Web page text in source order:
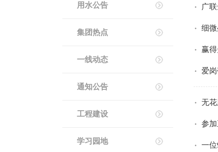
· 广
· 细
· 赢
· 爱
· 无
· 参
· 一
用水公告
集团热点
一线动态
通知公告
工程建设
学习园地